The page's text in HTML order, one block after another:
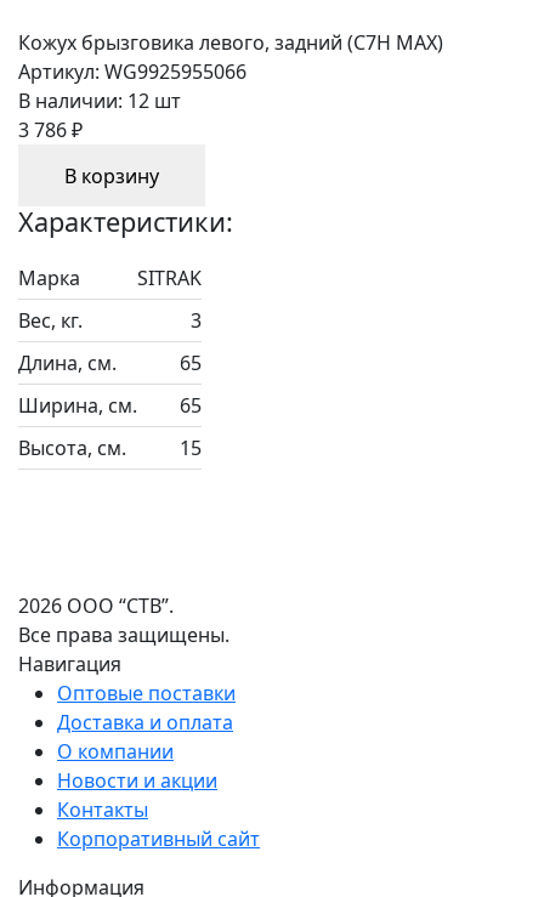
Кожух брызговика левого, задний (C7H MAX)
Артикул: WG9925955066
В наличии: 12 шт
3 786 ₽
В корзину
Характеристики:
Марка
SITRAK
Вес, кг.
3
Длина, см.
65
Ширина, см.
65
Высота, см.
15
2026 ООО “СТВ”.
Все права защищены.
Навигация
Оптовые поставки
Доставка и оплата
О компании
Новости и акции
Контакты
Корпоративный сайт
Информация